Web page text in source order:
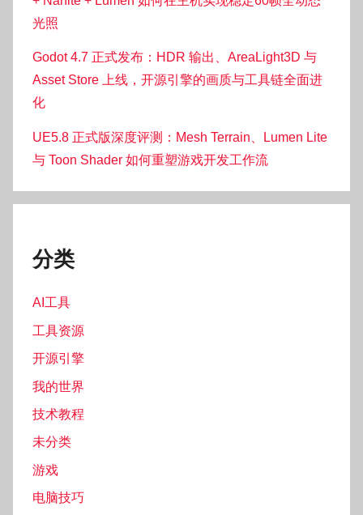
光照
Godot 4.7 正式发布：HDR 输出、AreaLight3D 与
Asset Store 上线，开源引擎的画质与工具链全面进
化
UE5.8 正式版深度评测：Mesh Terrain、Lumen Lite
与 Toon Shader 如何重塑游戏开发工作流
分类
AI工具
工具资源
开源引擎
我的世界
技术教程
未分类
游戏
电脑技巧